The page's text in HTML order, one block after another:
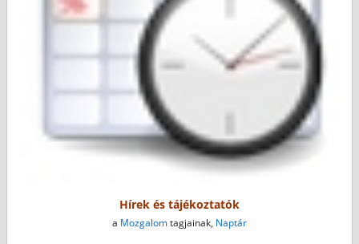
Hírek és tájékoztatók
a Mozgalomtagjainak, Naptár